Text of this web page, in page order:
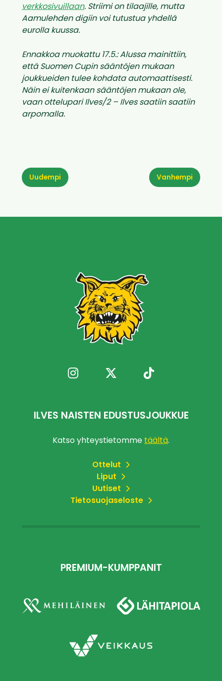
verkkosivuillaan. Striimi on tilaajille, mutta
Aamulehden digiin voi tutustua yhdellä
eurolla kuussa.
Ennakkoa muokattu 17.5.: Alussa mainittiin,
että Suomen Cupin sääntöjen mukaan
joukkueiden tulee kohdata automaattisesti.
Näin ei kuitenkaan sääntöjen mukaan ole,
vaan ottelupari Ilves/2 – Ilves saatiin saatiin
arpomalla.
Vanhempi
Uudempi
ILVES NAISTEN EDUSTUSJOUKKUE
Katso yhteystietomme täältä.
Ottelut
Liput
Uutiset
Tietosuojaseloste
PREMIUM-KUMPPANIT